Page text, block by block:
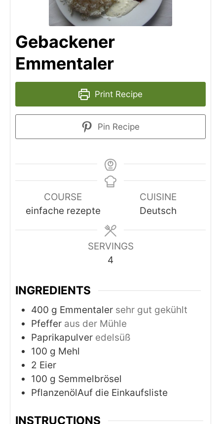
Gebackener
Emmentaler
Print Recipe
Pin Recipe
COURSE
einfache rezepte
CUISINE
Deutsch
SERVINGS
4
INGREDIENTS
400 g Emmentaler sehr gut gekühlt
Pfeffer aus der Mühle
Paprikapulver edelsüß
100 g Mehl
2 Eier
100 g Semmelbrösel
PflanzenölAuf die Einkaufsliste
INSTRUCTIONS